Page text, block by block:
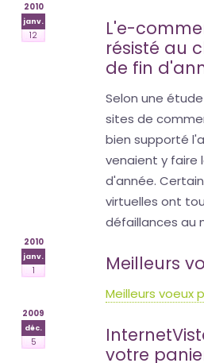
2010
janv.
12
L'e-
résisté au
de fin
Selon une
sites de
bien supporté
venaient y faire
d'année.
virtuelles ont
défaillances au
2010
janv.
1 Meilleurs
Meilleurs voeux
2009
déc.
5
votre